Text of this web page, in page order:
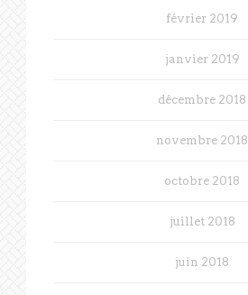
février 2019
janvier 2019
décembre 2018
novembre 2018
octobre 2018
juillet 2018
juin 2018